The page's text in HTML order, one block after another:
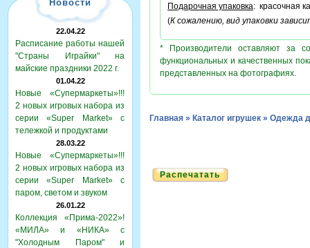
Новости
22.04.22
Расписание работы нашей
"Страны Играйки" на
майские праздники 2022 г.
01.04.22
Новые «Супермаркеты»!!!
2 новых игровых набора из
серии «Super Market» с
тележкой и продуктами
28.03.22
Новые «Супермаркеты»!!!
2 новых игровых набора из
серии «Super Market» с
паром, светом и звуком
26.01.22
Коллекция «Прима-2022»!
«МИЛА» и «НИКА» с
"Холодным Паром" и
Подарочная упаковка: красочная
(К сожалению, вид упаковки
* Производители оставляют за
функциональных и качественных
представленных на фотографиях.
Главная » Каталог игрушек » Одежда
Распечатать